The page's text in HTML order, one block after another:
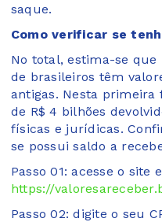
saque.
Como verificar se
No total, estima-se que
de brasileiros têm
antigas. Nesta primeira
de R$ 4 bilhões
físicas e jurídicas.
se possui saldo a
Passo 01: acesse o site
https://
Passo 02: digite o seu